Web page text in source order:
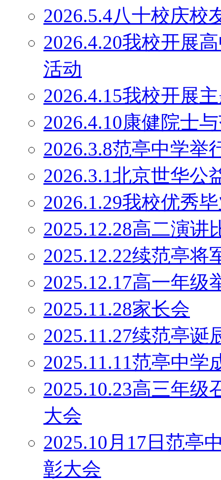
2026.5.4八十校庆校
2026.4.20我校开展
活动
2026.4.15我校开展
2026.4.10康健院士
2026.3.8范亭中学举
2026.3.1北京世华公
2026.1.29我校优秀
2025.12.28高二演讲
2025.12.22续范亭将
2025.12.17高一年级
2025.11.28家长会
2025.11.27续范亭诞
2025.11.11范亭中
2025.10.23高三年
大会
2025.10月17日范亭
彰大会